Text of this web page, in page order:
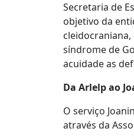
Secretaria de
objetivo da
síndrome de
acuidade as
Da Arlelp ao
O serviço
através da